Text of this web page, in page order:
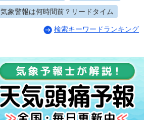
気象警報は何時間前？リードタイム
検索キーワードランキング